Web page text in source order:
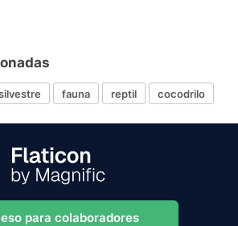
fauna reptil cocodrilo
para colaboradores